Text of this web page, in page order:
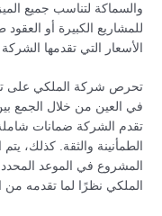
والسماكة لتناسب جميع
للمشاريع الكبيرة أو العقود
الأسعار التي تقدمها
تحرص شركة الملكي على
في العين من خلال الجمع
تقدم الشركة ضمانات شاملة
الطمأنينة والثقة. كذلك،
المشروع في الموعد
الملكي نظرًا لما تقدمه من